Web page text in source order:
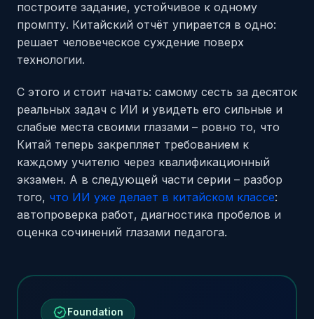
построите задание, устойчивое к одному
промпту. Китайский отчёт упирается в одно:
решает человеческое суждение поверх
технологии.
С этого и стоит начать: самому сесть за десяток
реальных задач с ИИ и увидеть его сильные и
слабые места своими глазами – ровно то, что
Китай теперь закрепляет требованием к
каждому учителю через квалификационный
экзамен. А в следующей части серии – разбор
того, что ИИ уже делает в китайском классе:
автопроверка работ, диагностика пробелов и
оценка сочинений глазами педагога.
Foundation